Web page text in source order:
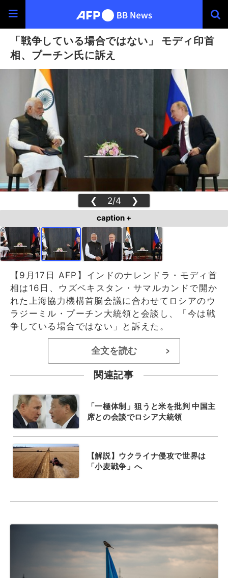
「戦争している場合ではない」 モディ印首
相、プーチン氏に訴え
❮ 2/4 ❯
caption +
【9月17日 AFP】インドのナレンドラ・モディ首
相は16日、ウズベキスタン・サマルカンドで開か
れた上海協力機構首脳会議に合わせてロシアのウ
ラジーミル・プーチン大統領と会談し、「今は戦
争している場合ではない」と訴えた。
全文を読む >
関連記事
「一極体制」狙うと米を批判 中国主
席との会談でロシア大統領
【解説】ウクライナ侵攻で世界は
「小麦戦争」へ